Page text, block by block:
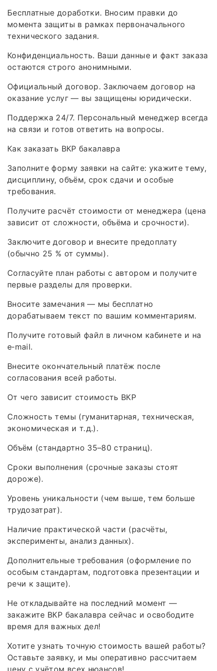
Бесплатные доработки. Вносим правки до
момента защиты в рамках первоначального
технического задания.
Конфиденциальность. Ваши данные и факт заказа
остаются строго анонимными.
Официальный договор. Заключаем договор на
оказание услуг — вы защищены юридически.
Поддержка 24/7. Персональный менеджер всегда
на связи и готов ответить на вопросы.
Как заказать ВКР бакалавра
Заполните форму заявки на сайте: укажите тему,
дисциплину, объём, срок сдачи и особые
требования.
Получите расчёт стоимости от менеджера (цена
зависит от сложности, объёма и срочности).
Заключите договор и внесите предоплату
(обычно 25 % от суммы).
Согласуйте план работы с автором и получите
первые разделы для проверки.
Вносите замечания — мы бесплатно
дорабатываем текст по вашим комментариям.
Получите готовый файл в личном кабинете и на
e‑mail.
Внесите окончательный платёж после
согласования всей работы.
От чего зависит стоимость ВКР
Сложность темы (гуманитарная, техническая,
экономическая и т. д.).
Объём (стандартно 35–80 страниц).
Сроки выполнения (срочные заказы стоят
дороже).
Уровень уникальности (чем выше, тем больше
трудозатрат).
Наличие практической части (расчёты,
эксперименты, анализ данных).
Дополнительные требования (оформление по
особым стандартам, подготовка презентации и
речи к защите).
Не откладывайте на последний момент —
закажите ВКР бакалавра сейчас и освободите
время для важных дел!
Хотите узнать точную стоимость вашей работы?
Оставьте заявку, и мы оперативно рассчитаем
цену с учётом всех нюансов!